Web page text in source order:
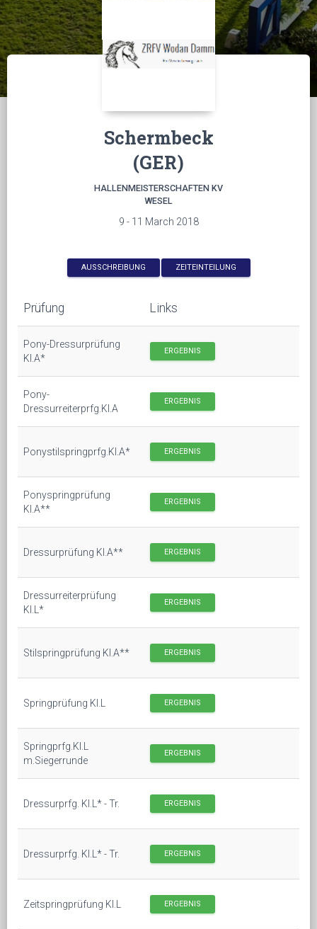
Schermbeck
(GER)
HALLENMEISTERSCHAFTEN KV
WESEL
9 - 11 March 2018
AUSSCHREIBUNG ZEITEINTEILUNG
Prüfung Links
Pony-Dressurprüfung
Kl.A*
ERGEBNIS
Pony-
Dressurreiterprfg.Kl.A
ERGEBNIS
Ponystilspringprfg.Kl.A* ERGEBNIS
Ponyspringprüfung
Kl.A**
ERGEBNIS
Dressurprüfung Kl.A** ERGEBNIS
Dressurreiterprüfung
Kl.L*
ERGEBNIS
Stilspringprüfung Kl.A** ERGEBNIS
Springprüfung Kl.L ERGEBNIS
Springprfg.Kl.L
m.Siegerrunde
ERGEBNIS
Dressurprfg. Kl.L* - Tr. ERGEBNIS
Dressurprfg. Kl.L* - Tr. ERGEBNIS
Zeitspringprüfung Kl.L ERGEBNIS